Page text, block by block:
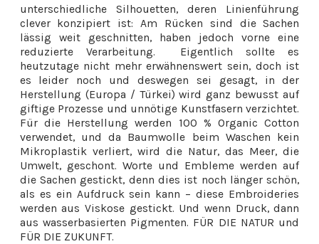
unterschiedliche Silhouetten, deren Linienführung
clever konzipiert ist: Am Rücken sind die Sachen
lässig weit geschnitten, haben jedoch vorne eine
reduzierte Verarbeitung. Eigentlich sollte es
heutzutage nicht mehr erwähnenswert sein, doch ist
es leider noch und deswegen sei gesagt, in der
Herstellung (Europa / Türkei) wird ganz bewusst auf
giftige Prozesse und unnötige Kunstfasern verzichtet.
Für die Herstellung werden 100 % Organic Cotton
verwendet, und da Baumwolle beim Waschen kein
Mikroplastik verliert, wird die Natur, das Meer, die
Umwelt, geschont. Worte und Embleme werden auf
die Sachen gestickt, denn dies ist noch länger schön,
als es ein Aufdruck sein kann – diese Embroideries
werden aus Viskose gestickt. Und wenn Druck, dann
aus wasserbasierten Pigmenten. FÜR DIE NATUR und
FÜR DIE ZUKUNFT.